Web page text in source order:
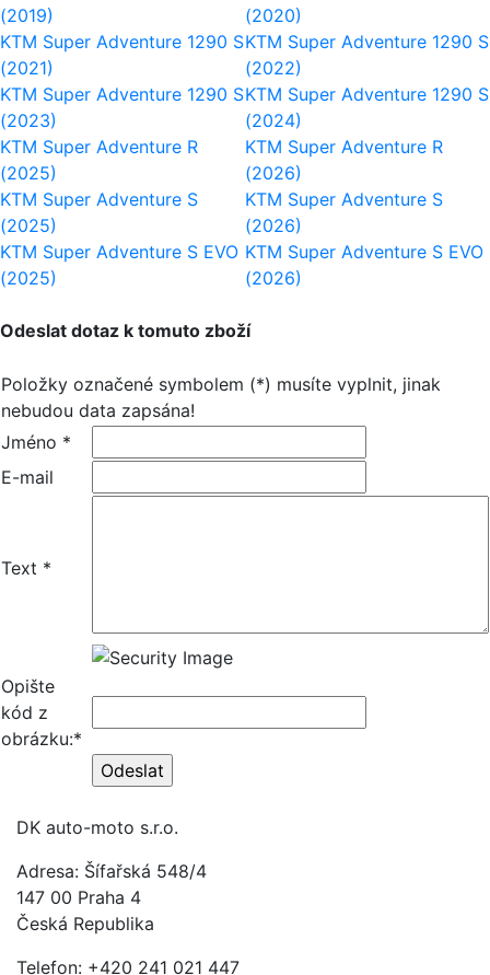
(2019)
(2020)
KTM Super Adventure 1290 S
(2021)
KTM Super Adventure 1290 S
(2022)
KTM Super Adventure 1290 S
(2023)
KTM Super Adventure 1290 S
(2024)
KTM Super Adventure R
(2025)
KTM Super Adventure R
(2026)
KTM Super Adventure S
(2025)
KTM Super Adventure S
(2026)
KTM Super Adventure S EVO
(2025)
KTM Super Adventure S EVO
(2026)
Odeslat dotaz k tomuto zboží
Položky označené symbolem (*) musíte vyplnit, jinak
nebudou data zapsána!
Jméno *
E-mail
Text *
Opište
kód z
obrázku:*
DK auto-moto s.r.o.
Adresa: Šífařská 548/4
147 00 Praha 4
Česká Republika
Telefon: +420 241 021 447